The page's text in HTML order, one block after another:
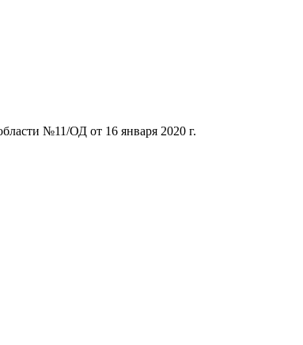
№11/ОД от 16 января 2020 г.